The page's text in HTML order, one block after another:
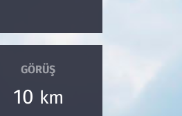
GÖRÜŞ
10 km